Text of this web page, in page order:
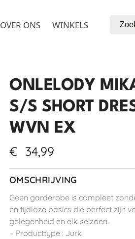
OVER ONS WINKELS
ONLELODY
S/S SHORT
WVN EX
€ 34,99
OMSCHRIJVING
Geen garderobe is compleet
en tijdloze basics die perfect zijn
gelegenheid en elk seizoen.
– Producttype : Jurk